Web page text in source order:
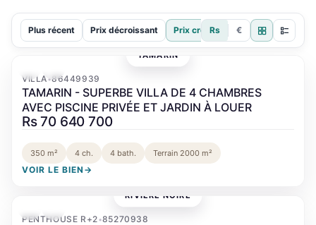
Plus récent Prix décroissant Prix croissant
Rs €
TAMARIN
VILLA•86449939
TAMARIN - SUPERBE VILLA DE 4 CHAMBRES
AVEC PISCINE PRIVÉE ET JARDIN À LOUER
Rs 70 640 700
350 m² 4 ch. 4 bath. Terrain 2000 m²
VOIR LE BIEN →
RIVIÈRE NOIRE
PENTHOUSE R+2•85270938